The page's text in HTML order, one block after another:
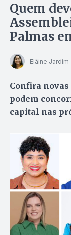
Quem
Palmas
Elâine Jardim
Confira
podem
capital nas